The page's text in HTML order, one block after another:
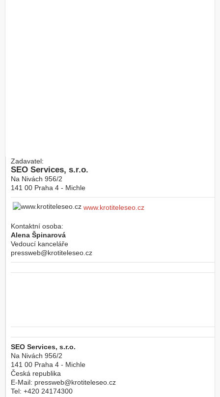
Zadavatel:
SEO Services, s.r.o.
Na Nivách 956/2
141 00 Praha 4 - Michle
www.krotiteleseo.cz
Kontaktní osoba:
Alena Špinarová
Vedoucí kanceláře
pressweb@krotiteleseo.cz
SEO Services, s.r.o.
Na Nivách 956/2
141 00 Praha 4 - Michle
Česká republika
E-Mail: pressweb@krotiteleseo.cz
Tel: +420 24174300